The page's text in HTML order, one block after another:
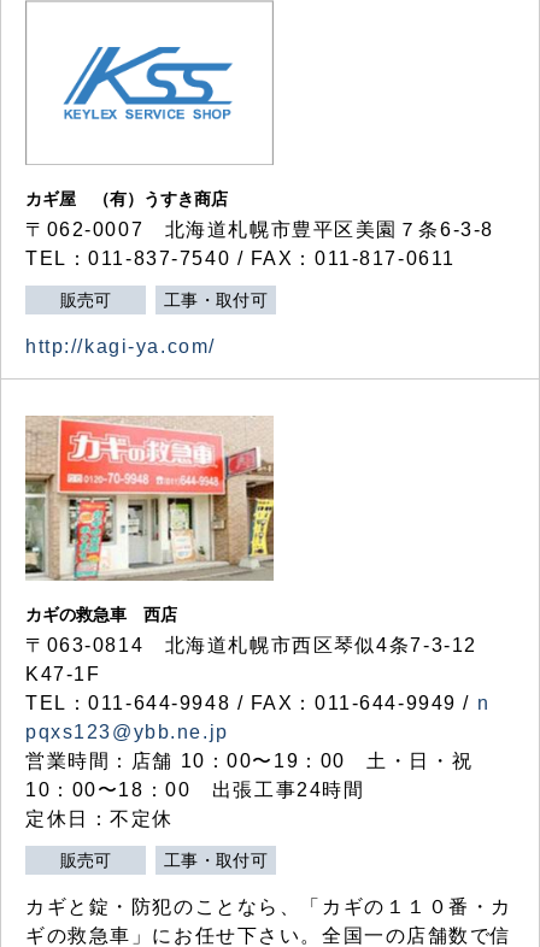
カギ屋 （有）うすき商店
〒062-0007 北海道札幌市豊平区美園７条6-3-8
TEL：011-837-7540 / FAX：011-817-0611
販売可 工事・取付可
http://kagi-ya.com/
カギの救急車 西店
〒063-0814 北海道札幌市西区琴似4条7-3-12
K47-1F
TEL：011-644-9948 / FAX：011-644-9949 / n
pqxs123@ybb.ne.jp
営業時間：店舗 10：00〜19：00 土・日・祝
10：00〜18：00 出張工事24時間
定休日：不定休
販売可 工事・取付可
カギと錠・防犯のことなら、「カギの１１０番・カ
ギの救急車」にお任せ下さい。全国一の店舗数で信